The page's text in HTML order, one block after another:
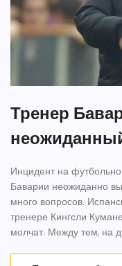
Тренер
Инцидент на
Баварии неожиданно
много вопросов.
тренере Кингсли
молчат. Между тем, на
происходящему.